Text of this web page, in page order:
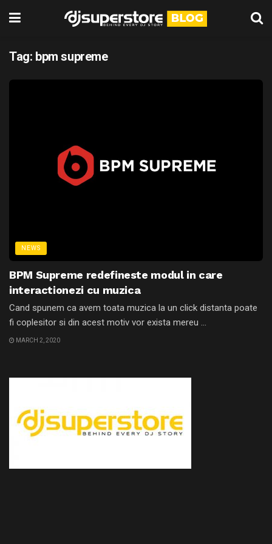
Tag: bpm supreme
NEWS
BPM Supreme redefineste modul in care
interactionezi cu muzica
Cand spunem ca avem toata muzica la un click distanta poate
fi coplesitor si din acest motiv vor exista mereu ...
MARCH 2, 2020